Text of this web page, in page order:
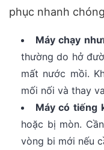
phục nhanh
Máy chạy
thường do hở
mất nước mồi.
mối nối và thay
Máy có tiếng
hoặc bị mòn.
vòng bi mới nếu